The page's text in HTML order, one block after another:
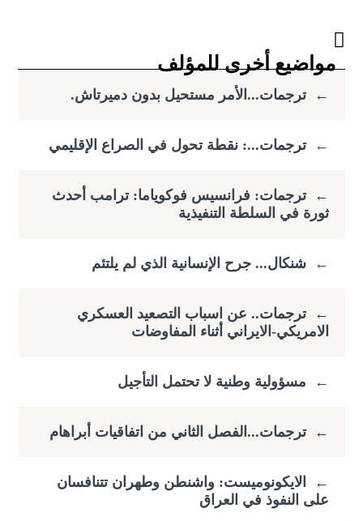
مواضيع أخرى للمؤلف
← ترجمات...الأمر مستحيل بدون دميرتاش.
← ترجمات...: نقطة تحول في الصراع الإقليمي
← ترجمات: فرانسيس فوكوياما: ​ترامب أحدث
ثورة في السلطة التنفيذية
← شنكال... جرح الإنسانية الذي لم يلتئم
← ترجمات.. عن اسباب التصعيد العسكري
الامريكي-الايراني أثناء المفاوضات
← مسؤولية وطنية لا تحتمل التأجيل
← ترجمات...الفصل الثاني من اتفاقيات أبراهام
←
الايكونوميست: واشنطن وطهران تتنافسان
على النفوذ في العراق